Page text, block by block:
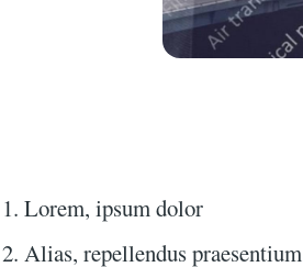
Lorem, ipsum dolor
Alias, repellendus praesentium